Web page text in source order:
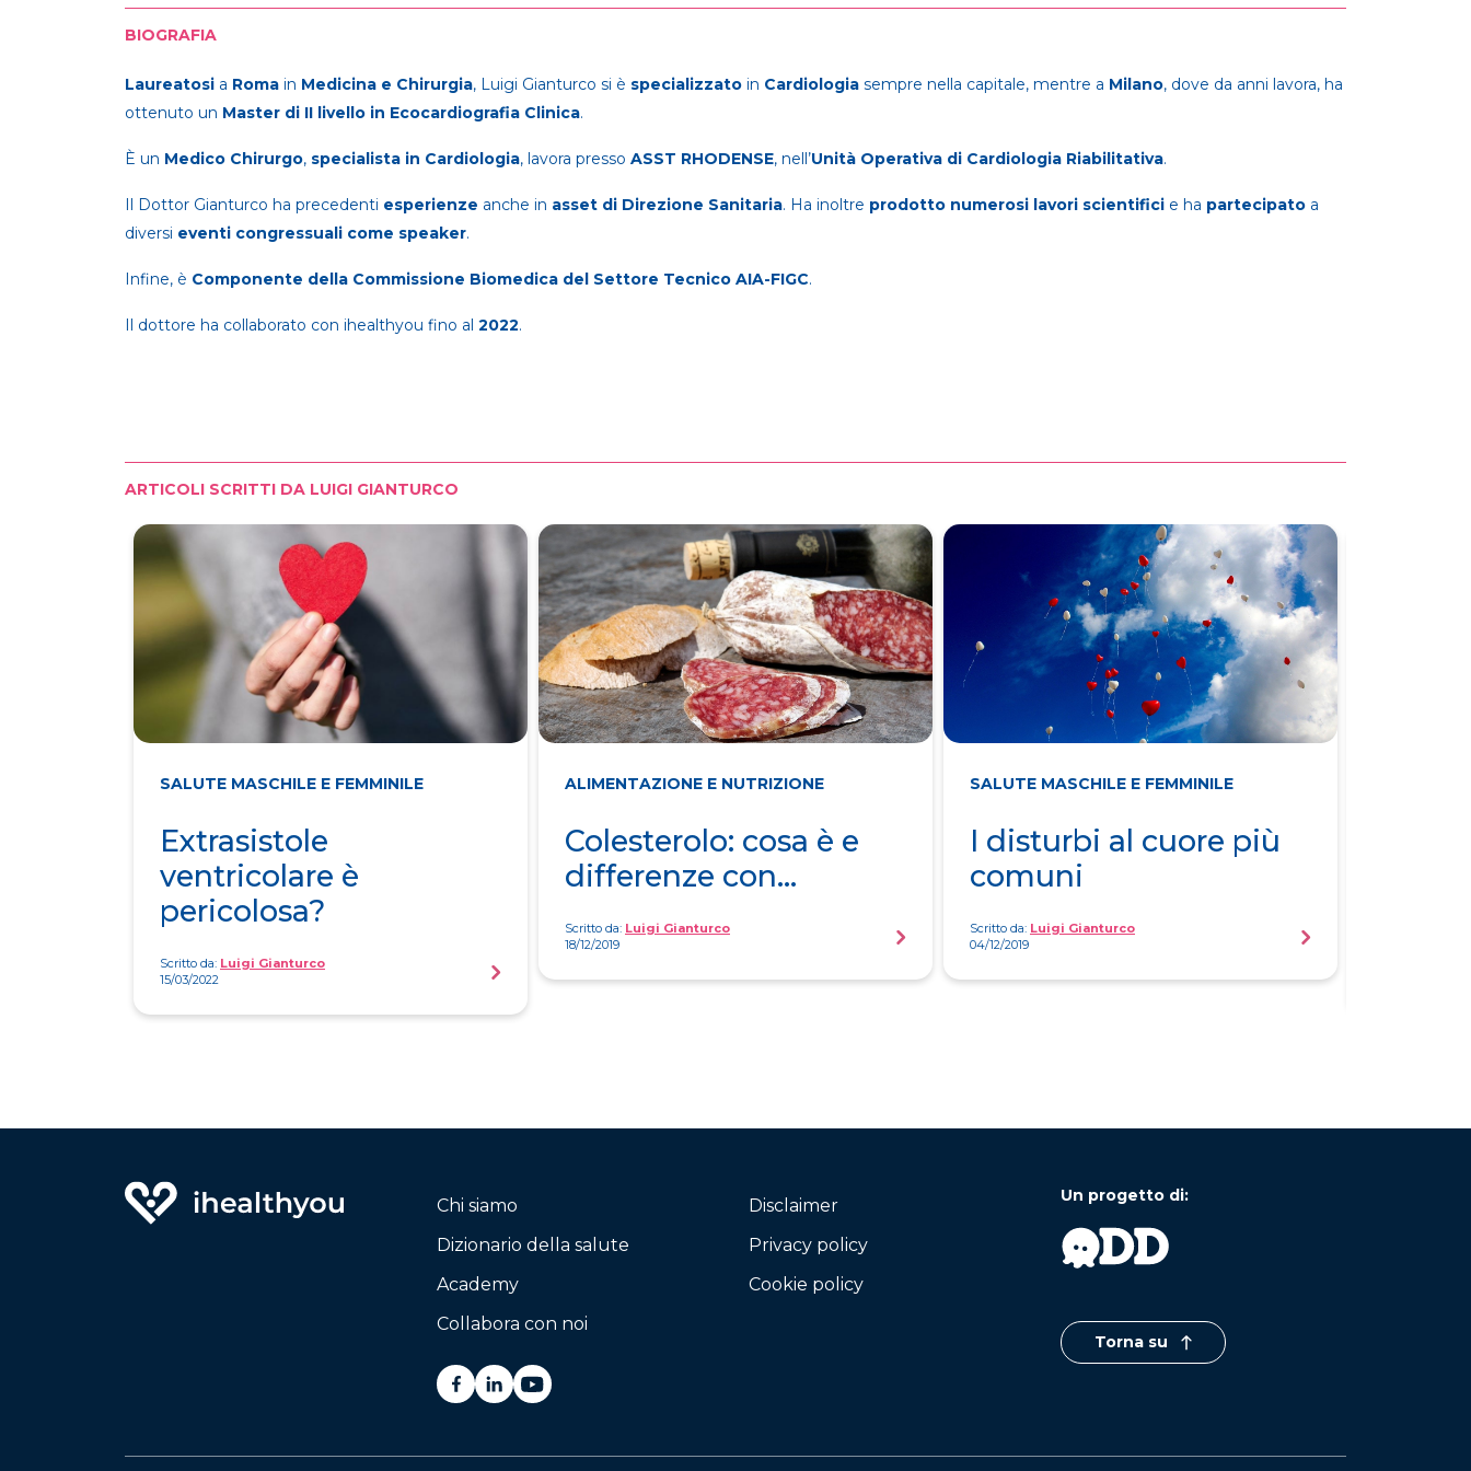
BIOGRAFIA
Laureatosi a Roma in Medicina e Chirurgia, Luigi Gianturco si è specializzato in Cardiologia sempre nella capitale, mentre a Milano, dove da anni lavora, ha
ottenuto un Master di II livello in Ecocardiografia Clinica.
È un Medico Chirurgo, specialista in Cardiologia, lavora presso ASST RHODENSE, nell’Unità Operativa di Cardiologia Riabilitativa.
Il Dottor Gianturco ha precedenti esperienze anche in asset di Direzione Sanitaria. Ha inoltre prodotto numerosi lavori scientifici e ha partecipato a
diversi eventi congressuali come speaker.
Infine, è Componente della Commissione Biomedica del Settore Tecnico AIA-FIGC.
Il dottore ha collaborato con ihealthyou fino al 2022.
ARTICOLI SCRITTI DA LUIGI GIANTURCO
SALUTE MASCHILE E FEMMINILE
Extrasistole
ventricolare è
pericolosa?
Scritto da: Luigi Gianturco
15/03/2022
ALIMENTAZIONE E NUTRIZIONE
Colesterolo: cosa è e
differenze con...
Scritto da: Luigi Gianturco
18/12/2019
SALUTE MASCHILE E FEMMINILE
I disturbi al cuore più
comuni
Scritto da: Luigi Gianturco
04/12/2019
Chi siamo
Dizionario della salute
Academy
Collabora con noi
Disclaimer
Privacy policy
Cookie policy
Un progetto di:
Torna su